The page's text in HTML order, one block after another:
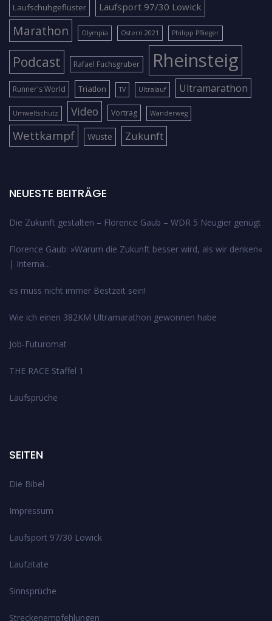
Laufschuhgeflüster Laufsport 97/30 Lowick
Marathon Olympia Ostern 2021 Philipp Pflieger
Podcast Rafael Fuchsgruber Rheinsteig
Runner's World Triatlon TV Ultralauf Ultramarathon
Umweltschutz Video Vortrag Wanderweg
Wettkampf Wüste Zukunft
NEUESTE BEITRÄGE
Die Zukunft gestalten – Florence Gaub – WDR 5 Neugier genügt
Florence Gaub: »Warum die Zukunft besser wird, als wir denken«
| Interna…
es muss nicht immer Bestzeit sein!
Wie ich einen 382KM Ultramarathon gewonnen habe
Job-Futuromat
THE RACE Staffel 1
Laufsprüche
SEITEN
Die Bibel
Impressum
Laufsport 97/30 Lowick
Laufzitate
Sinnsprüche
Streckenempfehlungen